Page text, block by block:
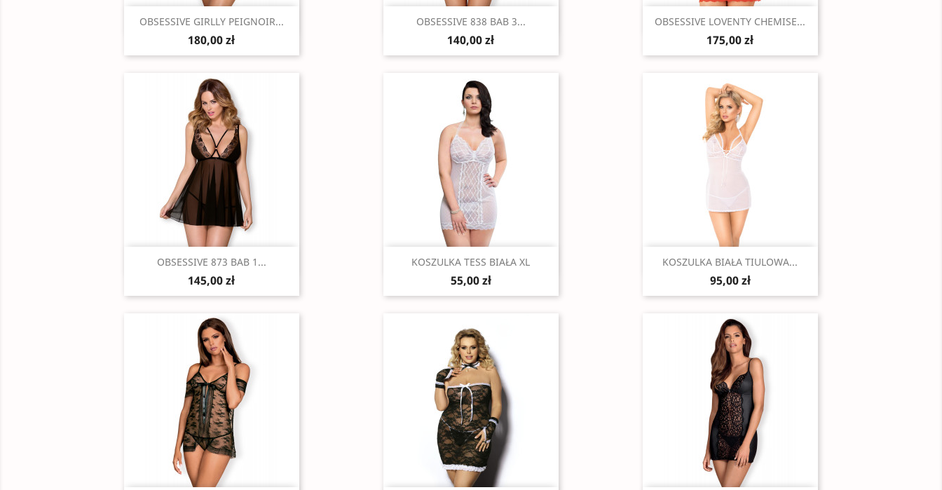
Szybki podgląd
OBSESSIVE GIRLLY PEIGNOIR...
180,00 zł
Szybki podgląd
OBSESSIVE 838 BAB 3...
140,00 zł
Szybki podgląd
OBSESSIVE LOVENTY CHEMISE...
175,00 zł
Szybki podgląd
OBSESSIVE 873 BAB 1...
145,00 zł
Szybki podgląd
KOSZULKA TESS BIAŁA XL
55,00 zł
 Szybki podgląd
KOSZULKA BIAŁA TIULOWA...
95,00 zł